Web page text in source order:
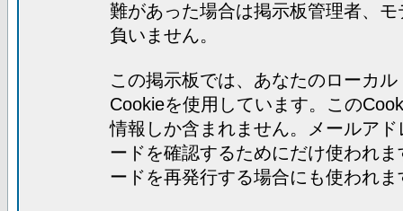
難があった場合は掲示板管理者、
負いません。
この掲示板では、あなたのローカ
Cookieを使用しています。この
情報しか含まれません。メールア
ードを確認するためにだけ使われ
ードを再発行する場合にも使われま